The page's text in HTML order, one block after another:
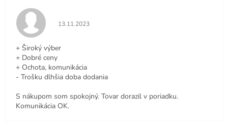
Hodnotenie obchodu je 5 z 5 hviezdičiek.
13.11.2023
+ Široký výber
+ Dobré ceny
+ Ochota, komunikácia
- Trošku dlhšia doba dodania
S nákupom som spokojný. Tovar dorazil v poriadku.
Komunikácia OK.